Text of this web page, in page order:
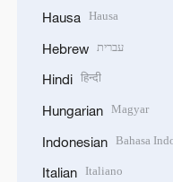
Hausa Hausa
Hebrew עברית
Hindi हिन्दी
Hungarian Magyar
Indonesian Bahasa
Italian Italiano